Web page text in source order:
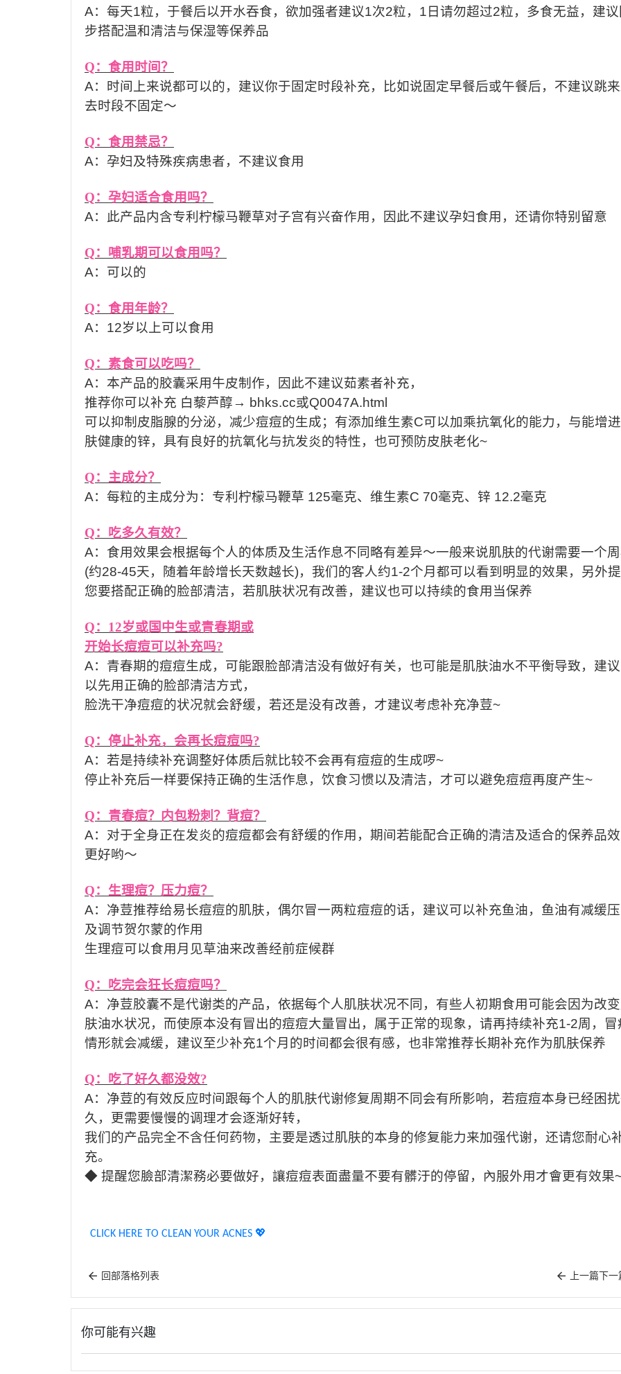
A：每天1粒，于餐后以开水吞食，欲加强者建议1次2粒， 1 日请勿超过2粒，多食无益，建
步搭配温和清洁与保湿等保养品
Q：食用时间？
A：时间上来说都可以的，建议你于固定时段补充，比如说固定早餐后或午餐后，不建议跳
去时段不固定～
Q：食用禁忌？
A：孕妇及特殊疾病患者，不建议食用
Q：孕妇适合食用吗？
A：此产品内含专利柠檬马鞭草对子宫有兴奋作用，因此不建议孕妇食用，还请你特别留意
Q：哺乳期可以食用吗？
A：可以的
Q：食用年龄？
A： 12岁以上可以食用
Q：素食可以吃吗？
A：本产品的胶囊采用牛皮制作，因此不建议茹素者补充，
推荐你可以补充 白藜芦醇→ bhks.cc或Q0047A.html
可以抑制皮脂腺的分泌，减少痘痘的生成；有添加维生素C可以加乘抗氧化的能力，与能增
肤健康的锌，具有良好的抗氧化与抗发炎的特性，也可预防皮肤老化~
Q：主成分？
A：每粒的主成分为：专利柠檬马鞭草 125毫克、维生素C 70毫克、锌 12.2毫克
Q：吃多久有效？
A：食用效果会根据每个人的体质及生活作息不同略有差异～一般来说肌肤的代谢需要一个
(约28-45天，随着年龄增长天数越长)，我们的客人约1-2个月都可以看到明显的效果，另外
您要搭配正确的脸部清洁，若肌肤状况有改善，建议也可以持续的食用当保养
Q： 12岁或国中生或青春期或
开始长痘痘可以补充吗?
A：青春期的痘痘生成，可能跟脸部清洁没有做好有关，也可能是肌肤油水不平衡导致，建
以先用正确的脸部清洁方式，
脸洗干净痘痘的状况就会舒缓，若还是没有改善，才建议考虑补充净荳~
Q：停止补充，会再长痘痘吗?
A：若是持续补充调整好体质后就比较不会再有痘痘的生成啰~
停止补充后一样要保持正确的生活作息，饮食习惯以及清洁，才可以避免痘痘再度产生~
Q：青春痘？内包粉刺？背痘？
A：对于全身正在发炎的痘痘都会有舒缓的作用，期间若能配合正确的清洁及适合的保养品
更好哟～
Q：生理痘？压力痘？
A：净荳推荐给易长痘痘的肌肤，偶尔冒一两粒痘痘的话，建议可以补充鱼油，鱼油有减缓
及调节贺尔蒙的作用
生理痘可以食用月见草油来改善经前症候群
Q：吃完会狂长痘痘吗？
A：净荳胶囊不是代谢类的产品，依据每个人肌肤状况不同，有些人初期食用可能会因为改
肤油水状况，而使原本没有冒出的痘痘大量冒出，属于正常的现象，请再持续补充1-2周，冒
情形就会减缓，建议至少补充1个月的时间都会很有感，也非常推荐长期补充作为肌肤保养
Q：吃了好久都没效?
A：净荳的有效反应时间跟每个人的肌肤代谢修复周期不同会有所影响，若痘痘本身已经困
久，更需要慢慢的调理才会逐渐好转，
我们的产品完全不含任何药物，主要是透过肌肤的本身的修复能力来加强代谢，还请您耐心
充。
◆ 提醒您臉部清潔務必要做好，讓痘痘表面盡量不要有髒汙的停留，內服外用才會更有效果
CLICK HERE TO CLEAN YOUR ACNES 💖
回部落格列表 上一篇下一
你可能有兴趣